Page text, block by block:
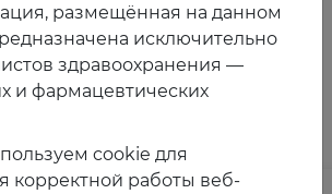
размещённая на данном
исключительно
здравоохранения —
и фармацевтических
cookie для
корректной работы веб-